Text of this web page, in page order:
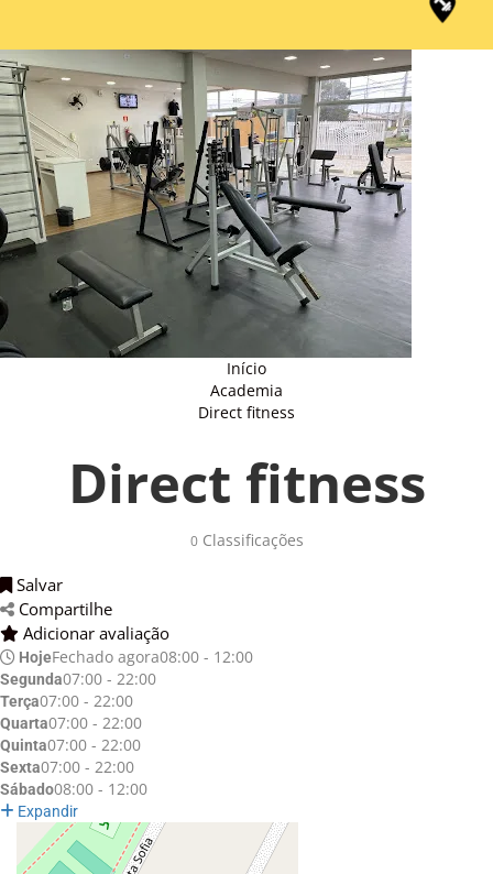
Início
Academia
Direct fitness
Direct fitness
0Classificações
Salvar
Compartilhe
Adicionar avaliação
HojeFechado agora08:00 - 12:00
Segunda07:00 - 22:00
Terça07:00 - 22:00
Quarta07:00 - 22:00
Quinta07:00 - 22:00
Sexta07:00 - 22:00
Sábado08:00 - 12:00
Expandir